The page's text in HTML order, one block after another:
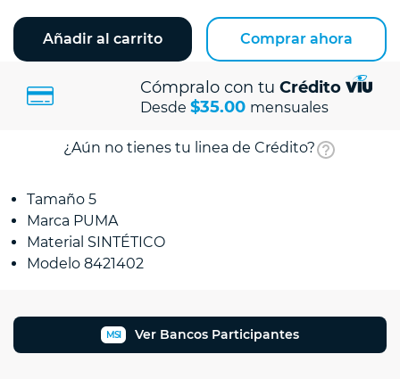
Añadir al carrito Comprar ahora
Cómpralo con tu Crédito
Desde $35.00 mensuales
¿Aún no tienes tu linea de Crédito?
Tamaño 5
Marca PUMA
Material SINTÉTICO
Modelo 8421402
MSI Ver Bancos Participantes